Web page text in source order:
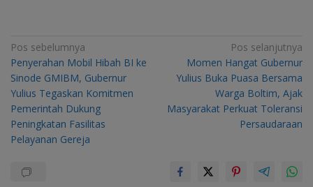
Navigasi
pos
Pos sebelumnya
Penyerahan Mobil Hibah BI ke
Sinode GMIBM, Gubernur
Yulius Tegaskan Komitmen
Pemerintah Dukung
Peningkatan Fasilitas
Pelayanan Gereja
Pos selanjutnya
Momen Hangat Gubernur
Yulius Buka Puasa Bersama
Warga Boltim, Ajak
Masyarakat Perkuat Toleransi
Persaudaraan